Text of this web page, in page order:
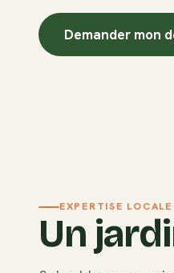
Demander mon
EXPERTISE
Un